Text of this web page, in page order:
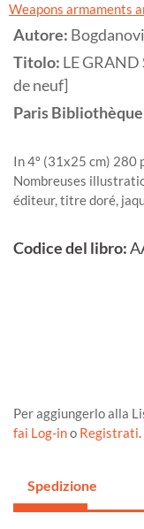
Weapons armaments
Autore:
Titolo: LE GRAND
de neuf]
Paris
In 4º (31x25 cm) 280
Nombreuses
éditeur, titre doré,
Codice del libro:
Per aggiungerlo alla
fai Log-ino Registrati.
Spedizione